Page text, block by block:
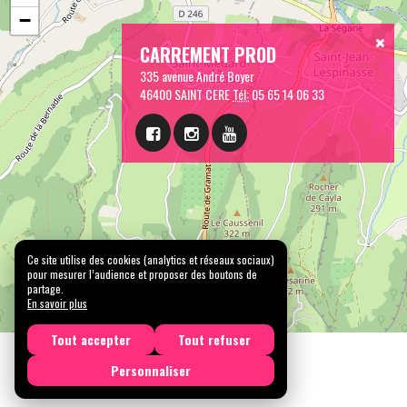
CARREMENT PROD
335 avenue André Boyer
46400 SAINT CERETél:05 65 14 06 33
−
Ce site utilise des cookies (analytics et réseaux sociaux)
pour mesurer l’audience et proposer des boutons de
partage.
En savoir plus
Tout accepter
Tout refuser
Personnaliser